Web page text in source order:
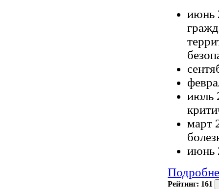
июнь
июль
март
июнь
Рейтинг: 161